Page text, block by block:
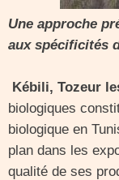
Une approche
aux spécificités
Kébili, Tozeur
biologiques
biologique en
plan dans les
qualité de ses